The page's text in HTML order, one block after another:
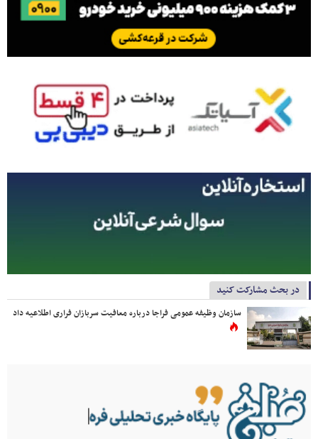
در بحث مشارکت کنید
سازمان وظیفه عمومی فراجا درباره معافیت سربازان فراری اطلاعیه داد